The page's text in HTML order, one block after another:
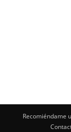
Recomiéndame